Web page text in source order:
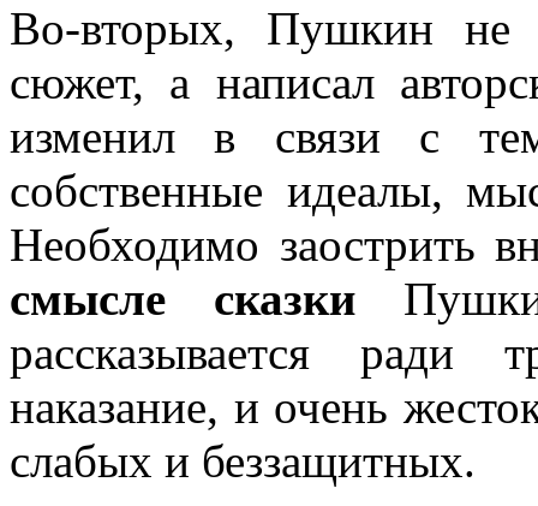
Во-вторых, Пушкин не
сюжет, а написал
изменил в связи с
собственные идеалы,
Необходимо заострить
смысле сказки
рассказывается ради
наказание, и очень
слабых и беззащитных.